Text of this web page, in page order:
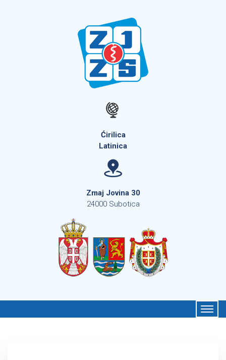
Ćirilica
Latinica
Zmaj Jovina 30
24000 Subotica